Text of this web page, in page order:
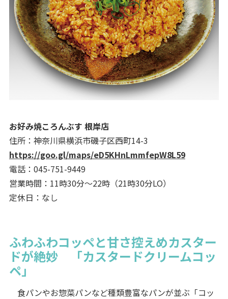
お好み焼ころんぶす 根岸店
住所：神奈川県横浜市磯子区西町14-3
https://goo.gl/maps/eD5KHnLmmfepW8L59
電話：045-751-9449
営業時間：11時30分～22時（21時30分LO）
定休日：なし
ふわふわコッペと甘さ控えめカスター
ドが絶妙 「カスタードクリームコッ
ペ」
食パンやお惣菜パンなど種類豊富なパンが並ぶ「コッ